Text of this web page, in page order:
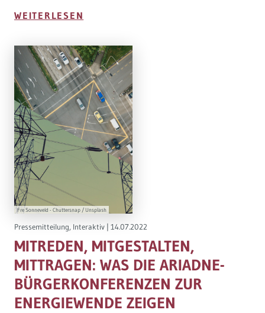
WEITERLESEN
Fre Sonneveld - Chuttersnap / Unsplash
Pressemitteilung, Interaktiv | 14.07.2022
MITREDEN, MITGESTALTEN,
MITTRAGEN: WAS DIE ARIADNE-
BÜRGERKONFERENZEN ZUR
ENERGIEWENDE ZEIGEN